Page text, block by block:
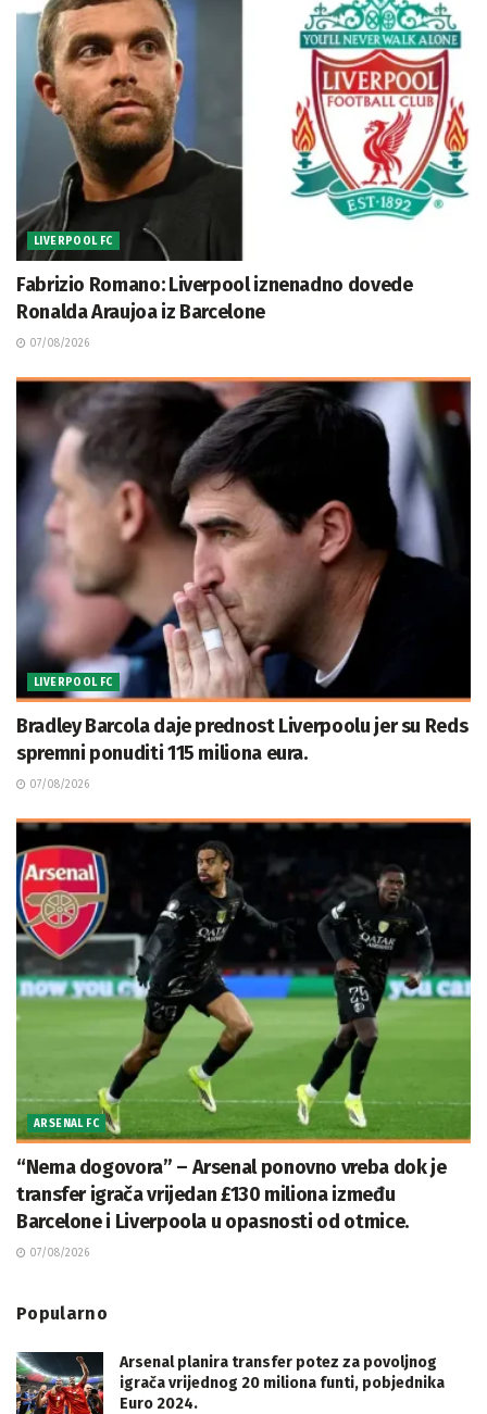
LIVERPOOL FC
Fabrizio Romano: Liverpool iznenadno dovede
Ronalda Araujoa iz Barcelone
07/08/2026
LIVERPOOL FC
Bradley Barcola daje prednost Liverpoolu jer su Reds
spremni ponuditi 115 miliona eura.
07/08/2026
ARSENAL FC
“Nema dogovora” – Arsenal ponovno vreba dok je
transfer igrača vrijedan £130 miliona između
Barcelone i Liverpoola u opasnosti od otmice.
07/08/2026
Popularno
Arsenal planira transfer potez za povoljnog
igrača vrijednog 20 miliona funti, pobjednika
Euro 2024.